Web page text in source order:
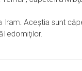
Aceştia sunt
edomiţilor.